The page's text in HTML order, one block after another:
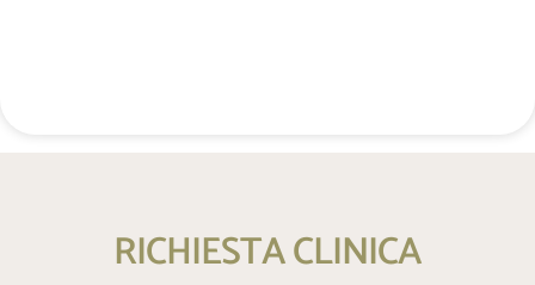
RICHIESTA CLINICA